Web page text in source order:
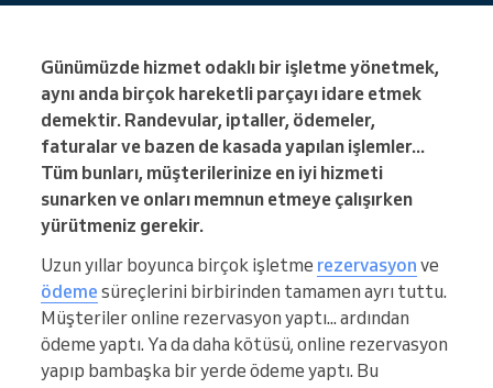
Günümüzde hizmet odaklı bir işletme yönetmek,
aynı anda birçok hareketli parçayı idare etmek
demektir. Randevular, iptaller, ödemeler,
faturalar ve bazen de kasada yapılan işlemler...
Tüm bunları, müşterilerinize en iyi hizmeti
sunarken ve onları memnun etmeye çalışırken
yürütmeniz gerekir.
Uzun yıllar boyunca birçok işletme rezervasyon ve
ödeme süreçlerini birbirinden tamamen ayrı tuttu.
Müşteriler online rezervasyon yaptı... ardından
ödeme yaptı. Ya da daha kötüsü, online rezervasyon
yapıp bambaşka bir yerde ödeme yaptı. Bu